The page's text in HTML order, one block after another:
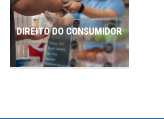
DIREITO DO CONSUMIDOR